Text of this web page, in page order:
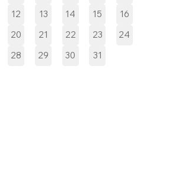
12 13 14 15
16
20 21 22 23
24
28 29 30 31